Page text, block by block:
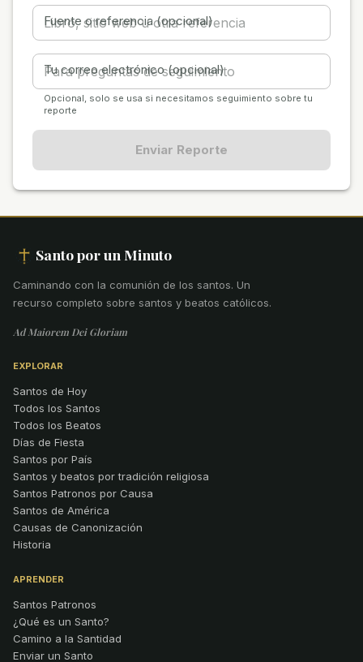
Fuente o referencia (opcional)
Tu correo electrónico (opcional)
Opcional, solo se usa si necesitamos seguimiento sobre tu
reporte
Enviar Reporte
Santo por un Minuto
Caminando con la comunión de los santos. Un
recurso completo sobre santos y beatos católicos.
Ad Maiorem Dei Gloriam
EXPLORAR
Santos de Hoy
Todos los Santos
Todos los Beatos
Días de Fiesta
Santos por País
Santos y beatos por tradición religiosa
Santos Patronos por Causa
Santos de América
Causas de Canonización
Historia
APRENDER
Santos Patronos
¿Qué es un Santo?
Camino a la Santidad
Enviar un Santo